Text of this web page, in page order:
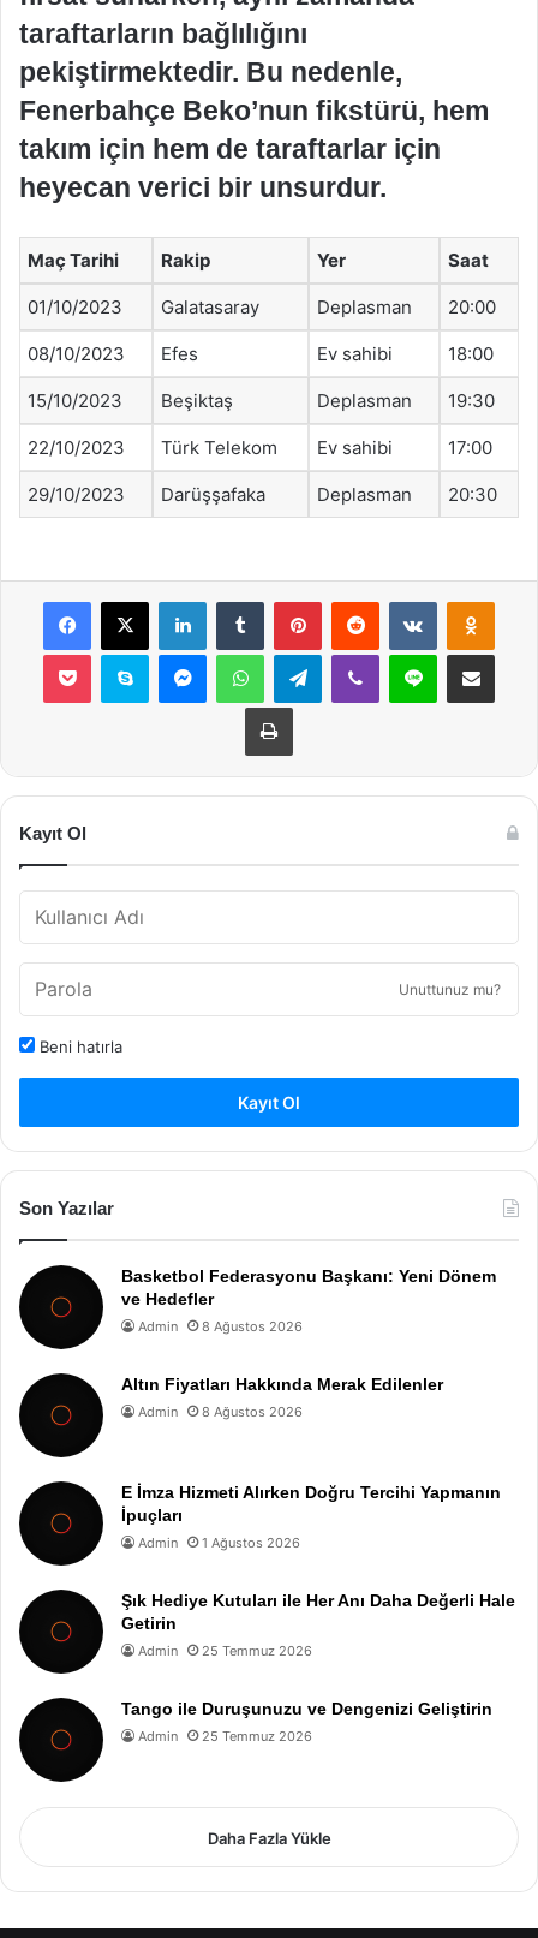
taraftarların bağlılığını
pekiştirmektedir. Bu nedenle,
Fenerbahçe Beko’nun fikstürü, hem
takım için hem de taraftarlar için
heyecan verici bir unsurdur.
Maç Tarihi Rakip Yer Saat
01/10/2023 Galatasaray Deplasman 20:00
08/10/2023 Efes Ev sahibi 18:00
15/10/2023 Beşiktaş Deplasman 19:30
22/10/2023 Türk Telekom Ev sahibi 17:00
29/10/2023 Darüşşafaka Deplasman 20:30
Facebook
X LinkedInTumblr PinterestReddit VKontakte
Pocket Skype MessengerWhatsAppTelegramViber Line E-Posta ile
Yazdır
Kayıt Ol
Unuttunuz mu?
Beni hatırla
Kayıt Ol
Son Yazılar
Basketbol Federasyonu Başkanı: Yeni Dönem
ve Hedefler
Admin 8 Ağustos 2026
Altın Fiyatları Hakkında Merak Edilenler
Admin 8 Ağustos 2026
E İmza Hizmeti Alırken Doğru Tercihi Yapmanın
İpuçları
Admin 1 Ağustos 2026
Şık Hediye Kutuları ile Her Anı Daha Değerli Hale
Getirin
Admin 25 Temmuz 2026
Tango ile Duruşunuzu ve Dengenizi Geliştirin
Admin 25 Temmuz 2026
Daha Fazla Yükle